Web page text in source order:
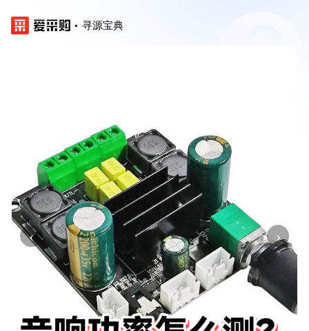
寻源宝典
‹ ›